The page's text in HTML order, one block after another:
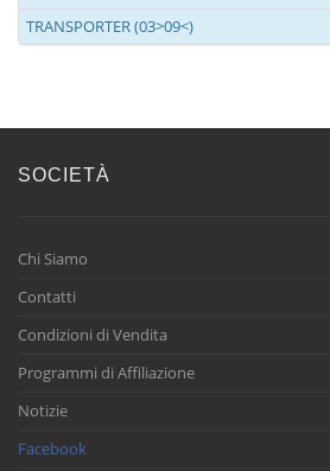
TRANSPORTER (03>09<)
SOCIETÀ
Chi Siamo
Contatti
Condizioni di Vendita
Programmi di Affiliazione
Notizie
Facebook